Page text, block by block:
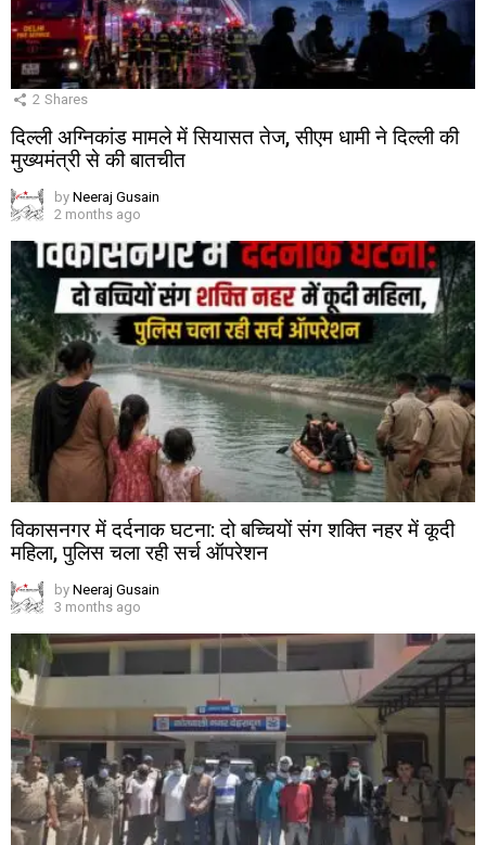
2 Shares
दिल्ली अग्निकांड मामले में सियासत तेज, सीएम धामी ने दिल्ली की
मुख्यमंत्री से की बातचीत
by Neeraj Gusain
2 months ago
विकासनगर में दर्दनाक घटना: दो बच्चियों संग शक्ति नहर में कूदी
महिला, पुलिस चला रही सर्च ऑपरेशन
by Neeraj Gusain
3 months ago